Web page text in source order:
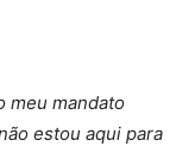
meu mandato
estou aqui para